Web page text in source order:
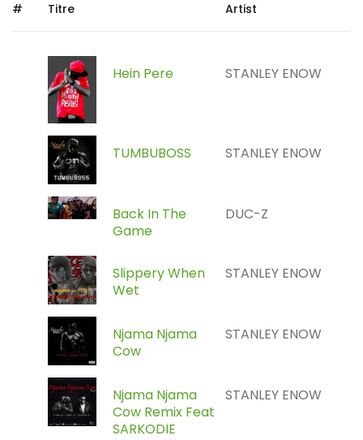
# Titre Artist
Hein Pere STANLEY ENOW
TUMBUBOSS STANLEY ENOW
Back In The
Game
DUC-Z
Slippery When
Wet
STANLEY ENOW
Njama Njama
Cow
STANLEY ENOW
Njama Njama
Cow Remix Feat
SARKODIE
STANLEY ENOW